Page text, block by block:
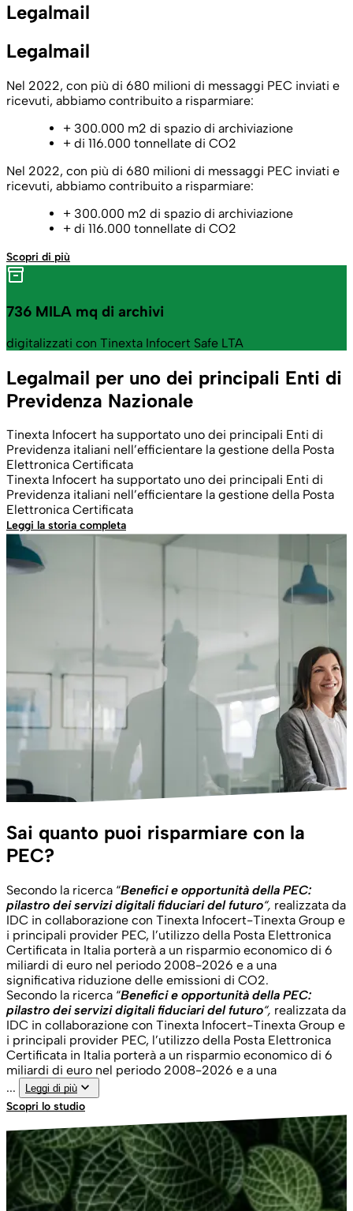
Legalmail
Legalmail
Nel 2022, con più di 680 milioni di messaggi PEC inviati e
ricevuti, abbiamo contribuito a risparmiare:
+ 300.000 m2 di spazio di archiviazione
+ di 116.000 tonnellate di CO2
Nel 2022, con più di 680 milioni di messaggi PEC inviati e
ricevuti, abbiamo contribuito a risparmiare:
+ 300.000 m2 di spazio di archiviazione
+ di 116.000 tonnellate di CO2
Scopri di più
736 MILA mq di archivi
digitalizzati con Tinexta Infocert Safe LTA
Legalmail per uno dei principali Enti di
Previdenza Nazionale
Tinexta Infocert ha supportato uno dei principali Enti di
Previdenza italiani nell’efficientare la gestione della Posta
Elettronica Certificata
Tinexta Infocert ha supportato uno dei principali Enti di
Previdenza italiani nell’efficientare la gestione della Posta
Elettronica Certificata
Leggi la storia completa
Sai quanto puoi risparmiare con la
PEC?
Secondo la ricerca “Benefici e opportunità della PEC:
pilastro dei servizi digitali fiduciari del futuro“, realizzata da
IDC in collaborazione con Tinexta Infocert-Tinexta Group e
i principali provider PEC, l’utilizzo della Posta Elettronica
Certificata in Italia porterà a un risparmio economico di 6
miliardi di euro nel periodo 2008-2026 e a una
significativa riduzione delle emissioni di CO2.
Secondo la ricerca “Benefici e opportunità della PEC:
pilastro dei servizi digitali fiduciari del futuro“, realizzata da
IDC in collaborazione con Tinexta Infocert-Tinexta Group e
i principali provider PEC, l’utilizzo della Posta Elettronica
Certificata in Italia porterà a un risparmio economico di 6
miliardi di euro nel periodo 2008-2026 e a una
...
Leggi di più keyboard_arrow_down
Scopri lo studio